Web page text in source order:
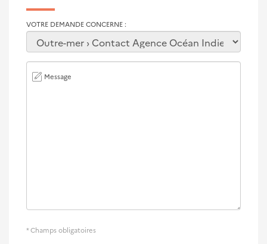
VOTRE DEMANDE CONCERNE
Message
* Champs obligatoires